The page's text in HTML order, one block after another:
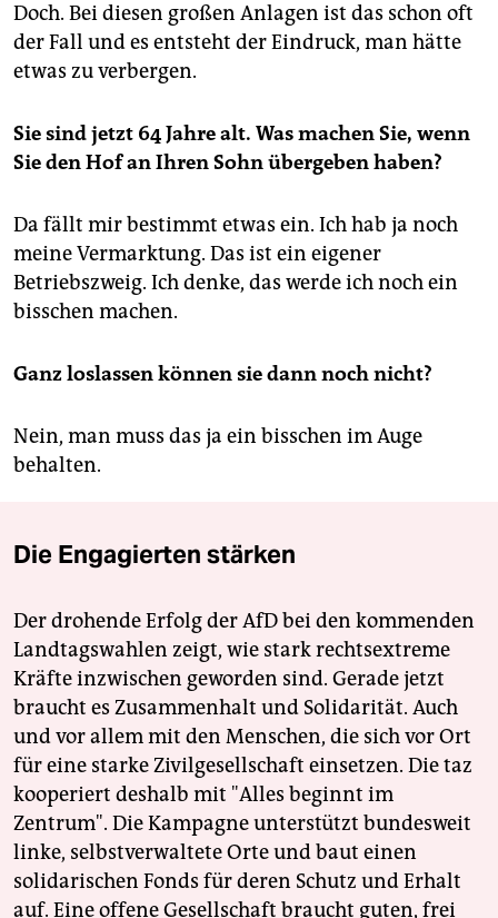
Doch. Bei diesen großen Anlagen ist das schon oft
der Fall und es entsteht der Eindruck, man hätte
etwas zu verbergen.
Sie sind jetzt 64 Jahre alt. Was machen Sie, wenn
Sie den Hof an Ihren Sohn übergeben haben?
Da fällt mir bestimmt etwas ein. Ich hab ja noch
meine Vermarktung. Das ist ein eigener
Betriebszweig. Ich denke, das werde ich noch ein
bisschen machen.
Ganz loslassen können sie dann noch nicht?
Nein, man muss das ja ein bisschen im Auge
behalten.
Die Engagierten stärken
Der drohende Erfolg der AfD bei den kommenden
Landtagswahlen zeigt, wie stark rechtsextreme
Kräfte inzwischen geworden sind. Gerade jetzt
braucht es Zusammenhalt und Solidarität. Auch
und vor allem mit den Menschen, die sich vor Ort
für eine starke Zivilgesellschaft einsetzen. Die taz
kooperiert deshalb mit "Alles beginnt im
Zentrum". Die Kampagne unterstützt bundesweit
linke, selbstverwaltete Orte und baut einen
solidarischen Fonds für deren Schutz und Erhalt
auf. Eine offene Gesellschaft braucht guten, frei